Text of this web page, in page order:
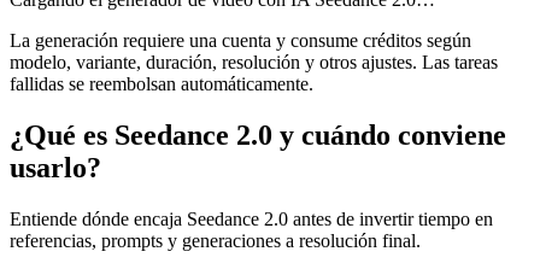
La generación requiere una cuenta y consume créditos según
modelo, variante, duración, resolución y otros ajustes. Las tareas
fallidas se reembolsan automáticamente.
¿Qué es Seedance 2.0 y cuándo conviene
usarlo?
Entiende dónde encaja Seedance 2.0 antes de invertir tiempo en
referencias, prompts y generaciones a resolución final.